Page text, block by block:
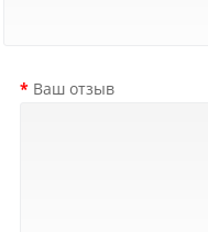
Ваш отзыв